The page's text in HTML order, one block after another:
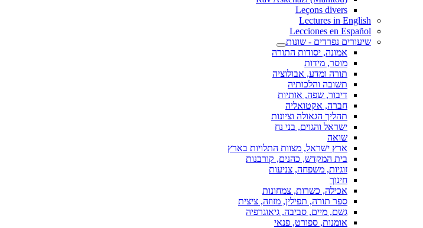
Leçons divers
Lectures in English
Lecciones en Español
שיעורים נפרדים - שונות
אמונה, יסודות התורה
מוסר, מידות
תורה ומדע, אבולוציה
תשובה והלכותיה
דיבור, שפה, אותיות
חברה, אקטואליה
תהליך הגאולה וציונות
ישראל והגוים, בני נח
שואה
ארץ ישראל, מצוות התלויות בארץ
בית המקדש, כהנים, קורבנות
זוגיות, משפחה, צניעות
חינוך
אכילה, כשרות, צמחונות
ספר תורה, תפילין, מזוזה, ציצית
גשם, מיים, סביבה, גיאוגרפיה
אומנות, ספורט, פנאי